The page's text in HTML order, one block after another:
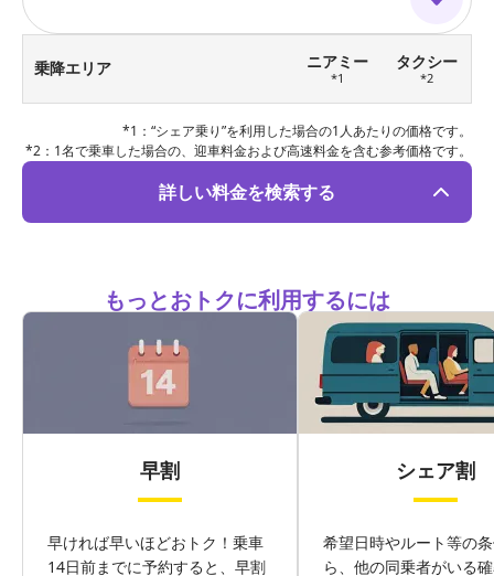
乗降エリア ニアミー
*1
タクシー
*2
*1：“シェア乗り”を利用した場合の1人あたりの価格です。
*2：1名で乗車した場合の、迎車料金および高速料金を含む参考価格です。
詳しい料金を検索する
もっとおトクに利用するには
早割
早ければ早いほどおトク！乗車
14日前までに予約すると、早割
シェア割
希望日時やルート等の
ら、他の同乗者がいる